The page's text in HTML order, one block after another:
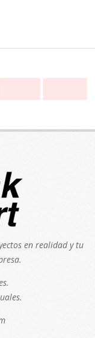
en realidad y tu